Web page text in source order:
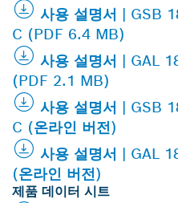
사용 설명서 | GSB
C (PDF 6.4 MB)
사용 설명서 | GAL
(PDF 2.1 MB)
사용 설명서 | GSB
C (온라인 버전)
사용 설명서 | GAL
(온라인 버전)
제품 데이터 시트